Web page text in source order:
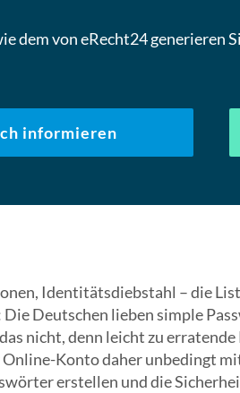
dem von eRecht24 generieren
informieren
Identitätsdiebstahl – die
Deutschen lieben simple
nicht, denn leicht zu
Online-Konto daher unbedingt
erstellen und die